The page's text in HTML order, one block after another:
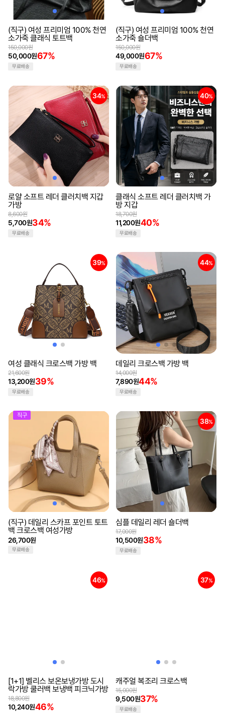
(직구) 여성 프리미엄 100% 천연
소가죽 클래식 토트백
50,000원67%
150,000원
무료배송
(직구) 여성 프리미엄 100% 천연
소가죽 숄더백
49,000원67%
150,000원
무료배송
34%
로얄 소프트 레더 클러치백 지갑
가방
5,700원34%
8,600원
무료배송
40%
클래식 소프트 레더 클러치백 가
방 지갑
11,200원40%
18,700원
무료배송
39%
여성 클래식 크로스백 가방 백
13,200원39%
21,600원
무료배송
44%
데일리 크로스백 가방 백
7,890원44%
14,000원
무료배송
직구
(직구) 데일리 스카프 포인트 토트
백 크로스백 여성가방
26,700원
무료배송
38%
심플 데일리 레더 숄더백
10,500원38%
17,000원
무료배송
46%
[1+1] 벨리스 보온보냉가방 도시
락가방 쿨러백 보냉백 피크닉가방
10,240원46%
18,800원
37%
캐주얼 복조리 크로스백
9,500원37%
15,000원
무료배송